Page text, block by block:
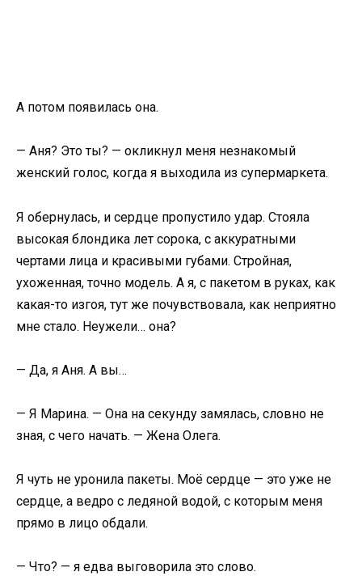
А потом появилась она.
— Аня? Это ты? — окликнул меня незнакомый
женский голос, когда я выходила из супермаркета.
Я обернулась, и сердце пропустило удар. Стояла
высокая блондика лет сорока, с аккуратными
чертами лица и красивыми губами. Стройная,
ухоженная, точно модель. А я, с пакетом в руках, как
какая-то изгоя, тут же почувствовала, как неприятно
мне стало. Неужели… она?
— Да, я Аня. А вы…
— Я Марина. — Она на секунду замялась, словно не
зная, с чего начать. — Жена Олега.
Я чуть не уронила пакеты. Моё сердце — это уже не
сердце, а ведро с ледяной водой, с которым меня
прямо в лицо обдали.
— Что? — я едва выговорила это слово.